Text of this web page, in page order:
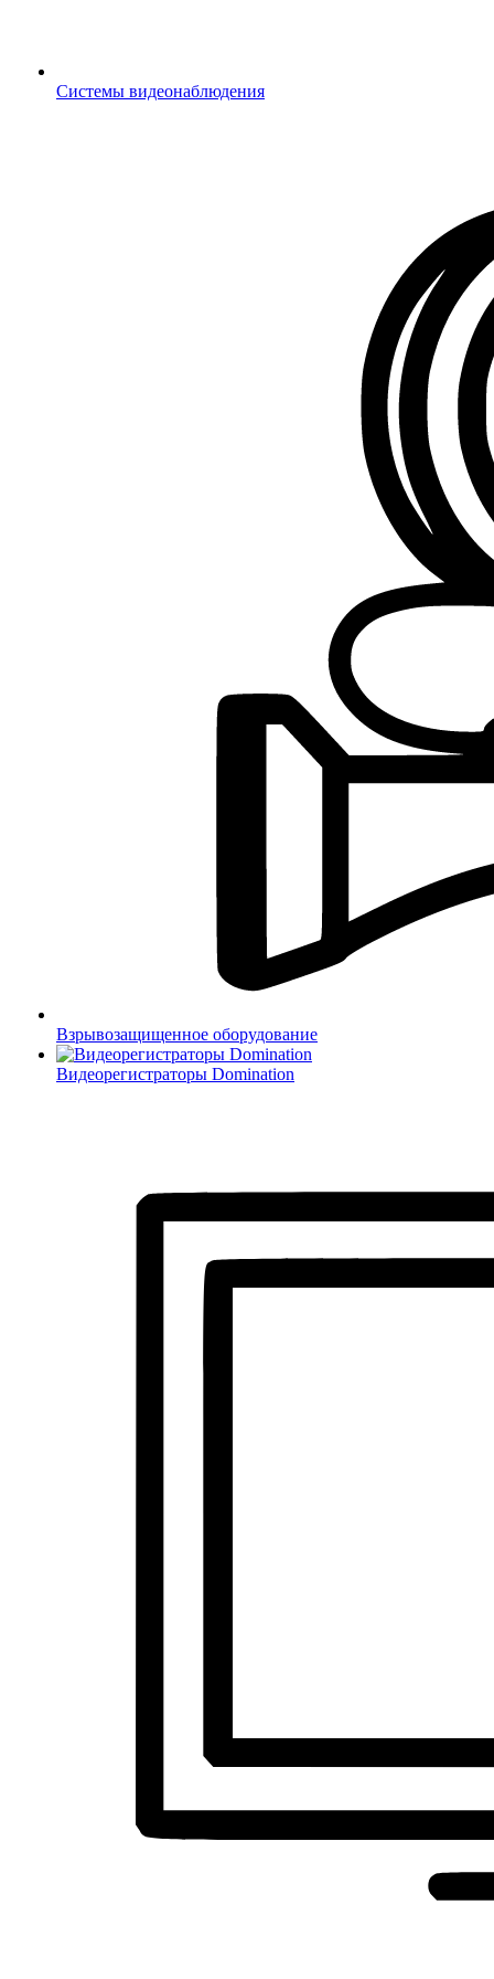
Системы видеонаблюдения
Взрывозащищенное оборудование
Видеорегистраторы Domination